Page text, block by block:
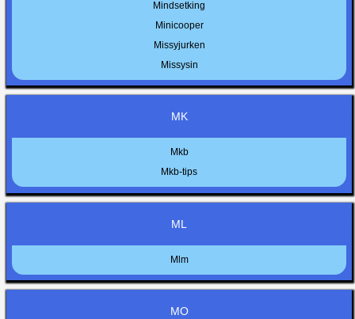
Mindsetking
Minicooper
Missyjurken
Missysin
MK
Mkb
Mkb-tips
ML
Mlm
MO